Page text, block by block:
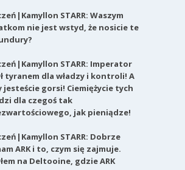
STARR: Waszym
nie jest wstyd, że nosicie te
STARR: Imperator
tyranem dla władzy i kontroli! A
jesteście gorsi! Ciemiężycie tych
dla czegoś tak
jak pieniądze!
STARR: Dobrze
ARK i to, czym się zajmuje.
na Deltooine, gdzie ARK